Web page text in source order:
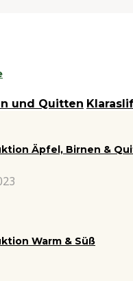
und Quitten
Äpfel, Birnen &
Warm & Süß